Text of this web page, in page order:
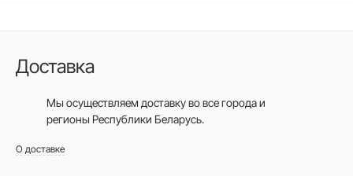
Доставка
Мы осуществляем доставку во все городаи
регионы Республики Беларусь.
О доставке